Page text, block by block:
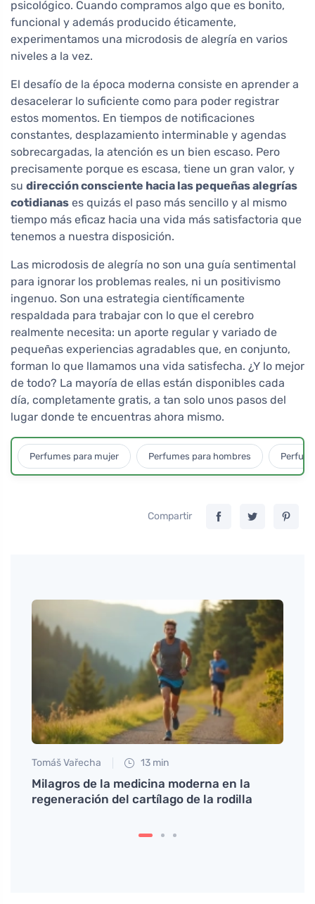
psicológico. Cuando compramos algo que es bonito,
funcional y además producido éticamente,
experimentamos una microdosis de alegría en varios
niveles a la vez.
El desafío de la época moderna consiste en aprender a
desacelerar lo suficiente como para poder registrar
estos momentos. En tiempos de notificaciones
constantes, desplazamiento interminable y agendas
sobrecargadas, la atención es un bien escaso. Pero
precisamente porque es escasa, tiene un gran valor, y
su dirección consciente hacia las pequeñas alegrías
cotidianas es quizás el paso más sencillo y al mismo
tiempo más eficaz hacia una vida más satisfactoria que
tenemos a nuestra disposición.
Las microdosis de alegría no son una guía sentimental
para ignorar los problemas reales, ni un positivismo
ingenuo. Son una estrategia científicamente
respaldada para trabajar con lo que el cerebro
realmente necesita: un aporte regular y variado de
pequeñas experiencias agradables que, en conjunto,
forman lo que llamamos una vida satisfecha. ¿Y lo mejor
de todo? La mayoría de ellas están disponibles cada
día, completamente gratis, a tan solo unos pasos del
lugar donde te encuentras ahora mismo.
Perfumes para mujer Perfumes para hombres
Compartir
Tomáš Vařecha 13 min
Milagros de la medicina moderna en la
regeneración del cartílago de la rodilla